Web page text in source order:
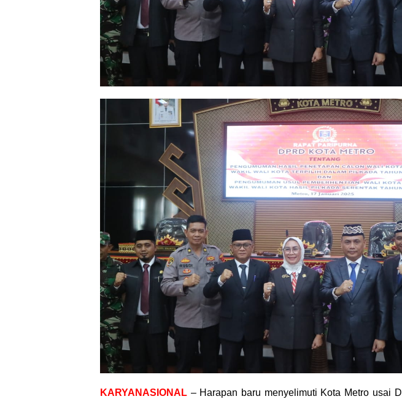
KARYANASIONAL – Harapan baru menyelimuti Kota Metro usai